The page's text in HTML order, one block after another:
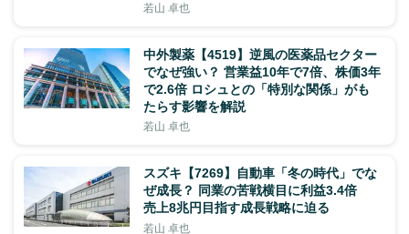
若山 卓也
中外製薬【4519】逆風の医薬品セクター
でなぜ強い？ 営業益10年で7倍、株価3年
で2.6倍 ロシュとの「特別な関係」がも
たらす影響を解説
若山 卓也
スズキ【7269】自動車「冬の時代」でな
ぜ成長？ 同業の苦戦横目に利益3.4倍
売上8兆円目指す成長戦略に迫る
若山 卓也